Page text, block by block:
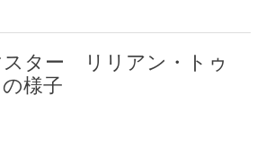
スター リリアン・トゥ
様子